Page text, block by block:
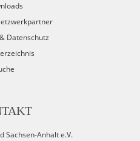
Datenschutz
Sachsen-Anhalt e.V.